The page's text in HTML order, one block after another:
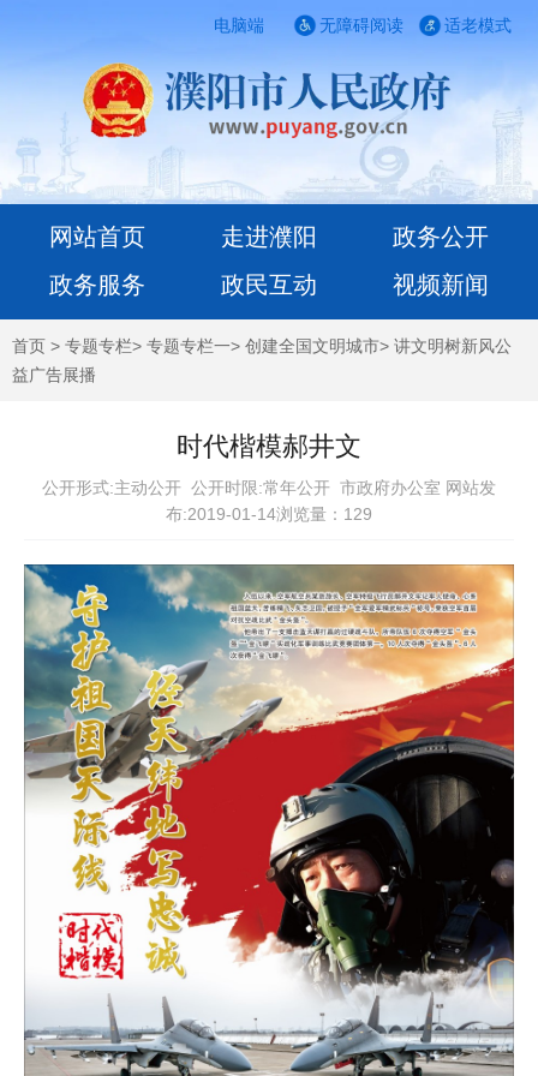
电脑端 适老模式
无障碍阅读
网站首页 走进濮阳
政务公开
政务服务
政民互动 视频新闻
首页 > 专题专栏> 专题专栏一> 创建全国文明城市> 讲文明树新风公
益广告展播
时代楷模郝井文
公开形式:主动公开 公开时限:常年公开 市政府办公室 网站发
布:2019-01-14浏览量： 129